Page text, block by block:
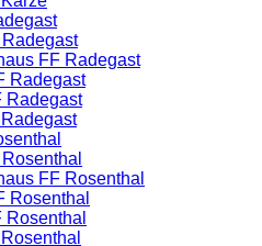
FF Radegast
Radegast
Radegast
FF Rosenthal
Rosenthal
Rosenthal